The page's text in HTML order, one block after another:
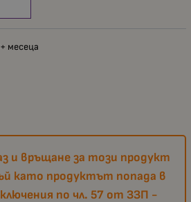
месеца
и връщане за този продукт
като продуктът попада в
по чл. 57 от ЗЗП -